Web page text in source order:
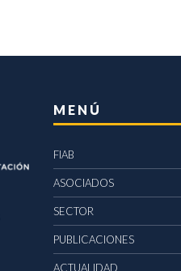
MENÚ
FIAB
ASOCIADOS
SECTOR
PUBLICACIONES
ACTUALIDAD